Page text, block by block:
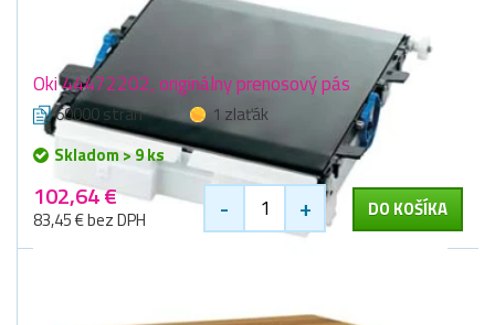
Oki 44472202, originálny prenosový pás
60000 stran
1 zlaťák
Skladom > 9 ks
102,64 €
83,45 € bez DPH - + DO KOŠÍKA